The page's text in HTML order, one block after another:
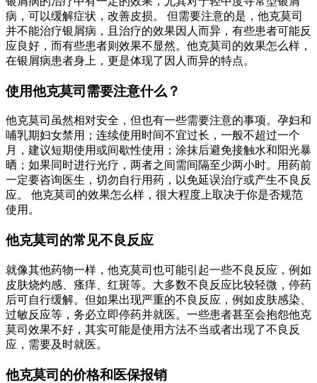
病，可以缓解症状，改善皮损。 但需要注意的是，他克莫司
并不能治疗银屑病，且治疗的效果因人而异，有些患者可能反
应良好，而有些患者则效果不显然。他克莫司的效果怎么样，
在银屑病患者身上，更是体现了因人而异的特点。
使用他克莫司需要注意什么？
他克莫司虽然相对安全，但也有一些需要注意的事项。孕妇和
哺乳期妇女禁用；连续使用时间不宜过长，一般不超过一个
月，建议短期使用或间歇性使用；涂抹后避免接触水和阳光暴
晒；如果同时进行光疗，两者之间需间隔至少两小时。用药前
一定要咨询医生，切勿自行用药，以免延误治疗或产生不良反
应。 他克莫司的效果怎么样，很大程度上取决于你是否规范
使用。
他克莫司的常见不良反应
就像其他药物一样，他克莫司也可能引起一些不良反应，例如
皮肤烧灼感、瘙痒、红斑等。大多数不良反应比较轻微，停药
后可自行缓解。但如果出现严重的不良反应，例如皮肤感染、
过敏反应等，务必立即停药并就医。一些患者甚至会抱怨他克
莫司效果不好，其实可能是使用方法不当或者出现了不良反
应，需要及时就医。
他克莫司的价格和医保报销